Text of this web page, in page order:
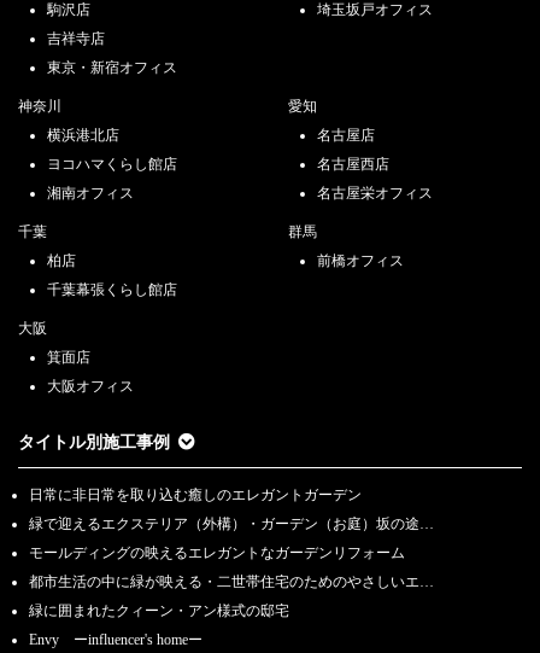
駒沢店
吉祥寺店
東京・新宿オフィス
千葉
柏店
千葉幕張くらし館店
群馬
前橋オフィス
愛知
名古屋店
名古屋西店
名古屋栄オフィス
神奈川
横浜港北店
ヨコハマくらし館店
湘南オフィス
埼玉坂戸オフィス
大阪
箕面店
大阪オフィス
タイトル別施工事例
日常に非日常を取り込む癒しのエレガントガーデン
緑で迎えるエクステリア（外構）・ガーデン（お庭）坂の途…
モールディングの映えるエレガントなガーデンリフォーム
都市生活の中に緑が映える・二世帯住宅のためのやさしいエ…
緑に囲まれたクィーン・アン様式の邸宅
Envy ーinfluencer's homeー